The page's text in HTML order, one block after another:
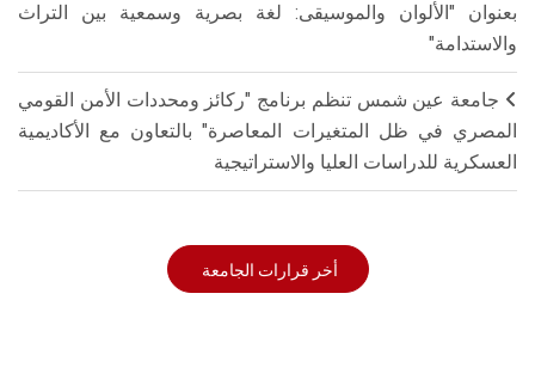
بعنوان "الألوان والموسيقى: لغة بصرية وسمعية بين التراث
والاستدامة"
جامعة عين شمس تنظم برنامج "ركائز ومحددات الأمن القومي
المصري في ظل المتغيرات المعاصرة" بالتعاون مع الأكاديمية
العسكرية للدراسات العليا والاستراتيجية
أخر قرارات الجامعة